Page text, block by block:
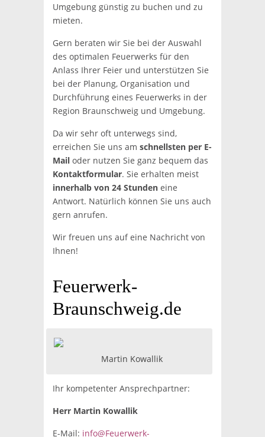
Umgebung günstig zu buchen und zu
mieten.
Gern beraten wir Sie bei der Auswahl
des optimalen Feuerwerks für den
Anlass Ihrer Feier und unterstützen Sie
bei der Planung, Organisation und
Durchführung eines Feuerwerks in der
Region Braunschweig und Umgebung.
Da wir sehr oft unterwegs sind,
erreichen Sie uns am schnellsten per E-
Mail oder nutzen Sie ganz bequem das
Kontaktformular. Sie erhalten meist
innerhalb von 24 Stunden eine
Antwort. Natürlich können Sie uns auch
gern anrufen.
Wir freuen uns auf eine Nachricht von
Ihnen!
Feuerwerk-
Braunschweig.de
Martin Kowallik
Ihr kompetenter Ansprechpartner:
Herr Martin Kowallik
E-Mail: info@Feuerwerk-